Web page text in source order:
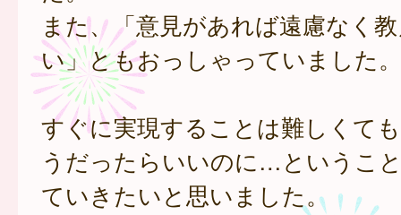
また、「意見があれば遠慮なく
い」ともおっしゃっていました。
すぐに実現することは難しくて
うだったらいいのに…というこ
ていきたいと思いました。